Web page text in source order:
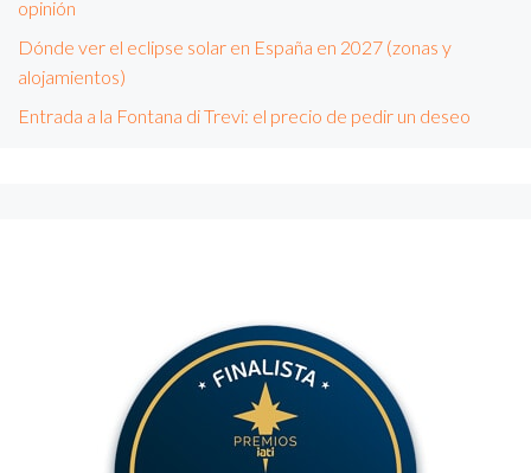
opinión
Dónde ver el eclipse solar en España en 2027 (zonas y
alojamientos)
Entrada a la Fontana di Trevi: el precio de pedir un deseo